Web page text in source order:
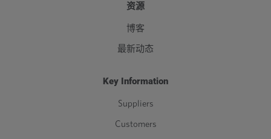
资源
博客
最新动态
Key Information
Suppliers
Customers